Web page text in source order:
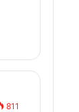
811